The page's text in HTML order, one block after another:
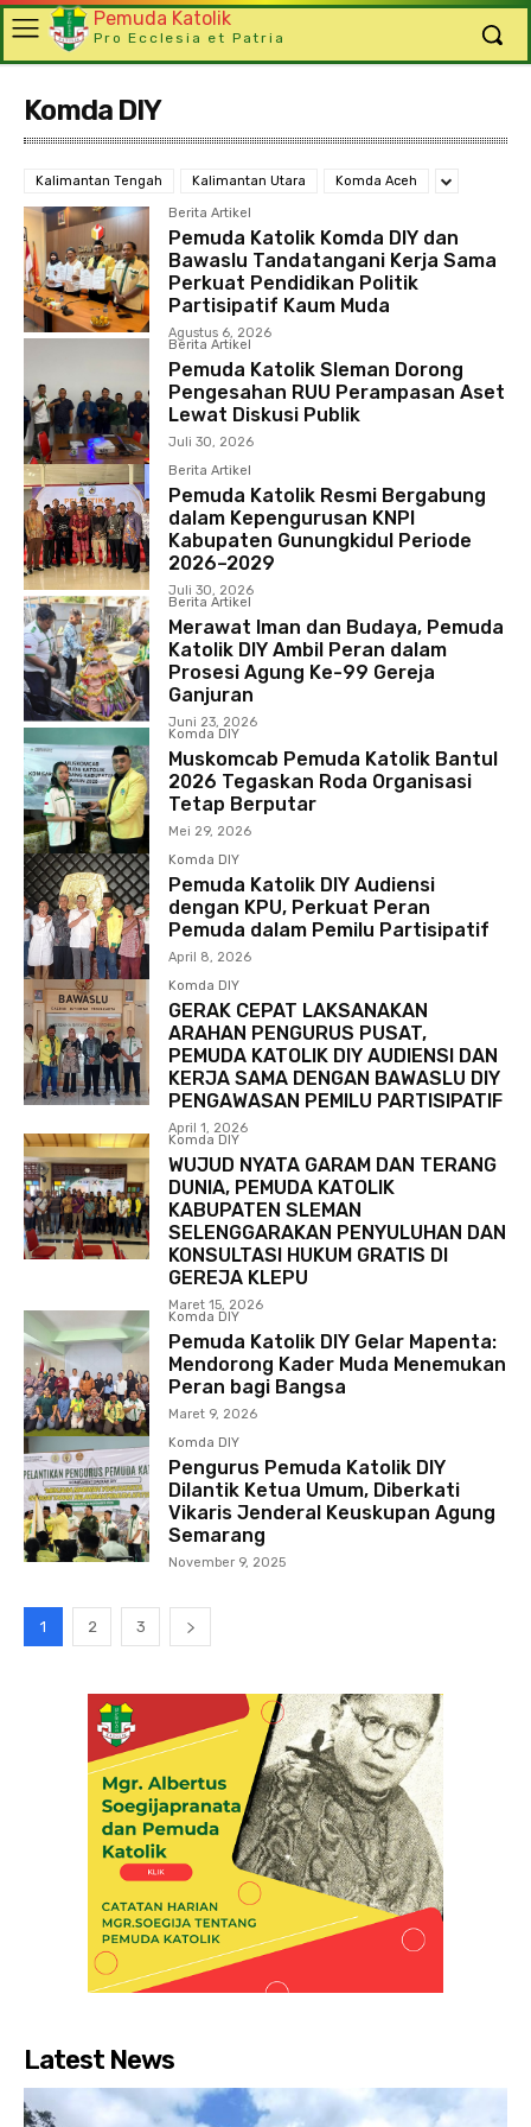
Pemuda Katolik
Pro Ecclesia et Patria
Komda DIY
Kalimantan Tengah Kalimantan Utara Komda Aceh
Berita Artikel
Pemuda Katolik Komda DIY dan
Bawaslu Tandatangani Kerja Sama
Perkuat Pendidikan Politik
Partisipatif Kaum Muda
Agustus 6, 2026
Berita Artikel
Pemuda Katolik Sleman Dorong
Pengesahan RUU Perampasan Aset
Lewat Diskusi Publik
Juli 30, 2026
Berita Artikel
Pemuda Katolik Resmi Bergabung
dalam Kepengurusan KNPI
Kabupaten Gunungkidul Periode
2026–2029
Juli 30, 2026
Berita Artikel
Merawat Iman dan Budaya, Pemuda
Katolik DIY Ambil Peran dalam
Prosesi Agung Ke-99 Gereja
Ganjuran
Juni 23, 2026
Komda DIY
Muskomcab Pemuda Katolik Bantul
2026 Tegaskan Roda Organisasi
Tetap Berputar
Mei 29, 2026
Komda DIY
Pemuda Katolik DIY Audiensi
dengan KPU, Perkuat Peran
Pemuda dalam Pemilu Partisipatif
April 8, 2026
Komda DIY
GERAK CEPAT LAKSANAKAN
ARAHAN PENGURUS PUSAT,
PEMUDA KATOLIK DIY AUDIENSI DAN
KERJA SAMA DENGAN BAWASLU DIY
PENGAWASAN PEMILU PARTISIPATIF
April 1, 2026
Komda DIY
WUJUD NYATA GARAM DAN TERANG
DUNIA, PEMUDA KATOLIK
KABUPATEN SLEMAN
SELENGGARAKAN PENYULUHAN DAN
KONSULTASI HUKUM GRATIS DI
GEREJA KLEPU
Maret 15, 2026
Komda DIY
Pemuda Katolik DIY Gelar Mapenta:
Mendorong Kader Muda Menemukan
Peran bagi Bangsa
Maret 9, 2026
Komda DIY
Pengurus Pemuda Katolik DIY
Dilantik Ketua Umum, Diberkati
Vikaris Jenderal Keuskupan Agung
Semarang
November 9, 2025
1 2 3
Latest News